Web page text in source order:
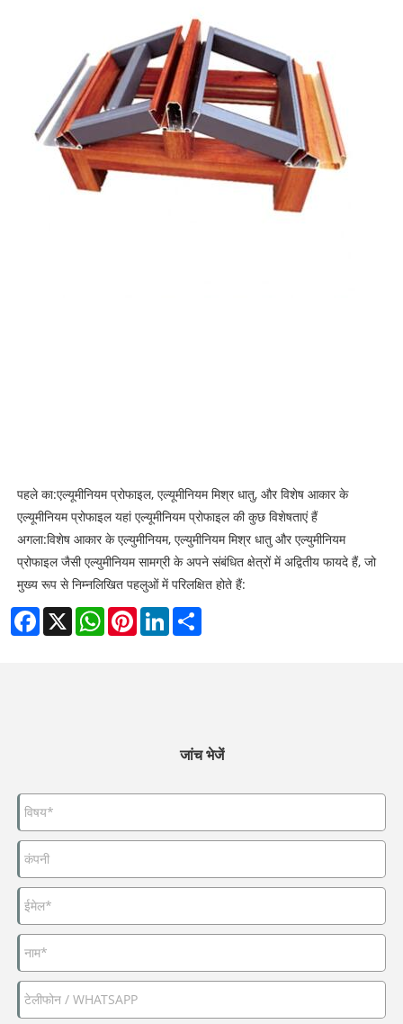
पहले का:एल्यूमीनियम प्रोफाइल, एल्यूमीनियम मिश्र धातु, और विशेष आकार के
एल्यूमीनियम प्रोफाइल यहां एल्यूमीनियम प्रोफाइल की कुछ विशेषताएं हैं
अगला:विशेष आकार के एल्युमीनियम, एल्युमीनियम मिश्र धातु और एल्युमीनियम
प्रोफाइल जैसी एल्युमीनियम सामग्री के अपने संबंधित क्षेत्रों में अद्वितीय फायदे हैं, जो
मुख्य रूप से निम्नलिखित पहलुओं में परिलक्षित होते हैं:
Facebook
X WhatsAppPinterestLinkedIn
जांच भेजें